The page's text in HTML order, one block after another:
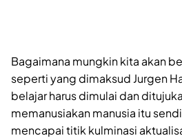
Bagaimana mungkin kita akan
seperti yang dimaksud Jurgen
belajar harus dimulai dan
memanusiakan manusia itu
mencapai titik kulminasi